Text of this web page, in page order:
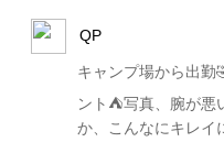
QP
キャンプ場から出勤
ント⛺️写真、腕が悪
か、こんなにキレイ